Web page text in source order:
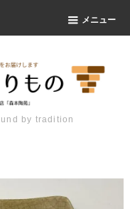
メニュー
by tradition